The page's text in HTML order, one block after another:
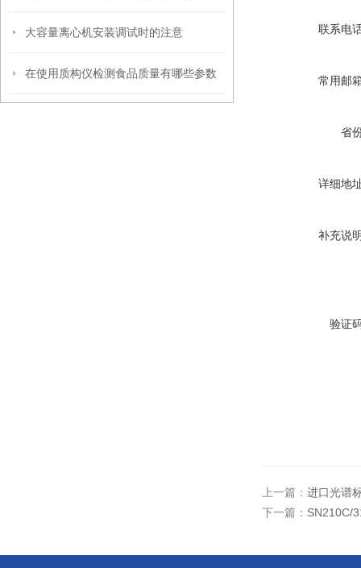
大容量离心机安装调试时的注意
在使用质构仪检测食品质量有哪些参数
联系电
常用邮
省
详细地
补充说
验证
上一篇： 进口光谱
下一篇： SN210C/